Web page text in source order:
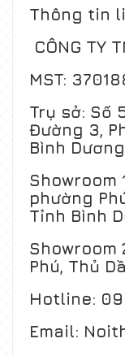
Thông tin
CÔNG TY
MST:
Trụ sở: Số
Đường 3,
Bình
Showroom
phường
Tỉnh Bình
Showroom
Phú, Thủ
Hotline:
Email: